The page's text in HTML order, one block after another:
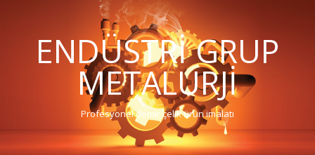
ENDÜSTRI GRUP
METALURJI
Profesyonel demir çelik ürün imalatı